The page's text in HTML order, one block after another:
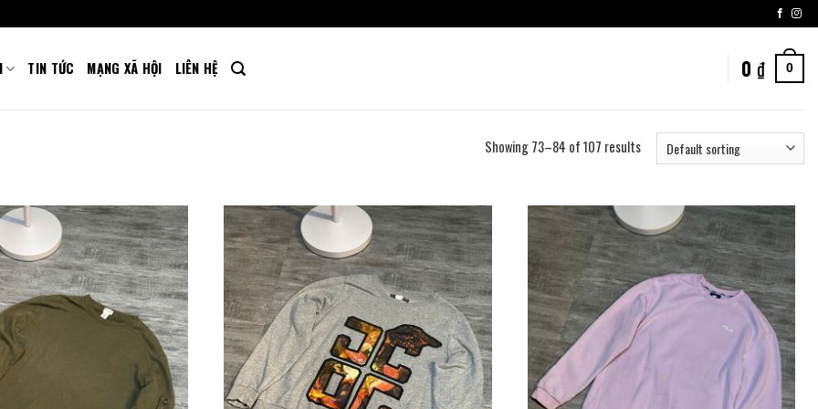
TIN TỨC MẠNG XÃ HỘI LIÊN HỆ 0₫ 0
Showing 73–84 of 107 results